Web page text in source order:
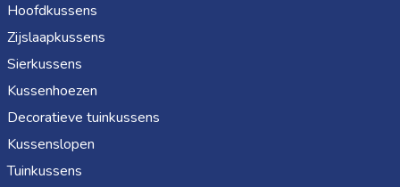
Hoofdkussens
Zijslaapkussens
Sierkussens
Kussenhoezen
Decoratieve tuinkussens
Kussenslopen
Tuinkussens